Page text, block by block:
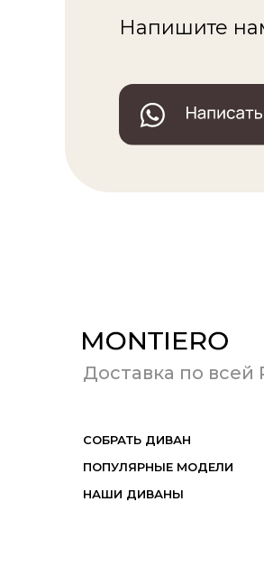
Напишите
Доставка по всей
НАШИ ДИВАНЫ
СОБРАТЬ ДИВАН
ПОПУЛЯРНЫЕ МОДЕЛИ